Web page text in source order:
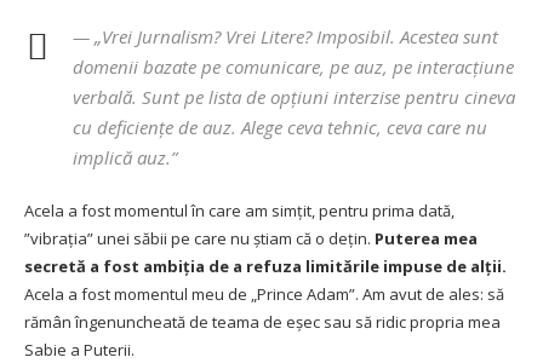
— „Vrei Jurnalism? Vrei Litere? Imposibil. Acestea sunt
domenii bazate pe comunicare, pe auz, pe interacțiune
verbală. Sunt pe lista de opțiuni interzise pentru cineva
cu deficiențe de auz. Alege ceva tehnic, ceva care nu
implică auz.”
Acela a fost momentul în care am simțit, pentru prima dată,
”vibrația” unei săbii pe care nu știam că o dețin. Puterea mea
secretă a fost ambiția de a refuza limitările impuse de alții.
Acela a fost momentul meu de „Prince Adam”. Am avut de ales: să
rămân îngenuncheată de teama de eșec sau să ridic propria mea
Sabie a Puterii.